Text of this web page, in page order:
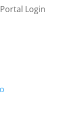
Portal Login